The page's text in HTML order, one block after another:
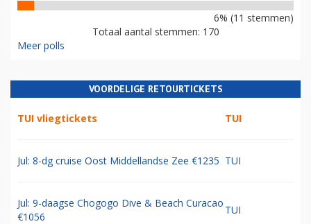
6% (11 stemmen)
Totaal aantal stemmen: 170
Meer polls
VOORDELIGE RETOURTICKETS
TUI vliegtickets TUI
Jul: 8-dg cruise Oost Middellandse Zee €1235 TUI
Jul: 9-daagse Chogogo Dive & Beach Curacao
€1056
TUI